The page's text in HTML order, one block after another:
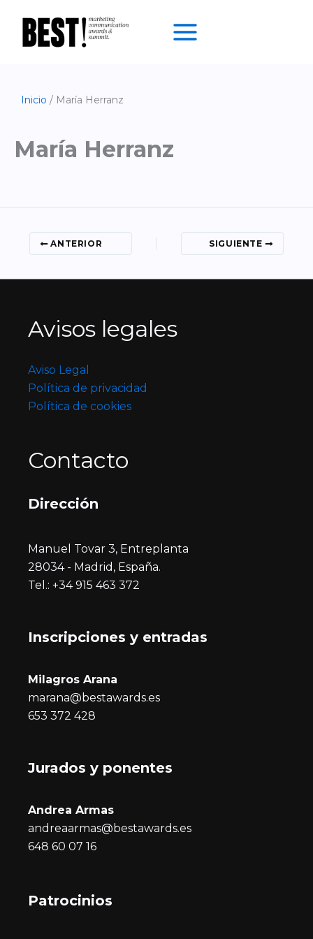
contenido
Inicio María Herranz
María Herranz
ANTERIOR SIGUIENTE
Avisos legales
Aviso Legal
Política de privacidad
Política de cookies
Contacto
Dirección
Manuel Tovar 3, Entreplanta
28034 - Madrid, España.
Tel.: +34 915 463 372
Inscripciones y entradas
Milagros Arana
marana@bestawards.es
653 372 428
Jurados y ponentes
Andrea Armas
andreaarmas@bestawards.es
648 60 07 16
Patrocinios